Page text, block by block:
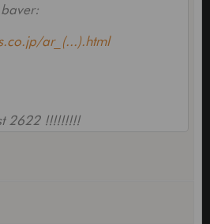
ar_(...).html
2622 !!!!!!!!!